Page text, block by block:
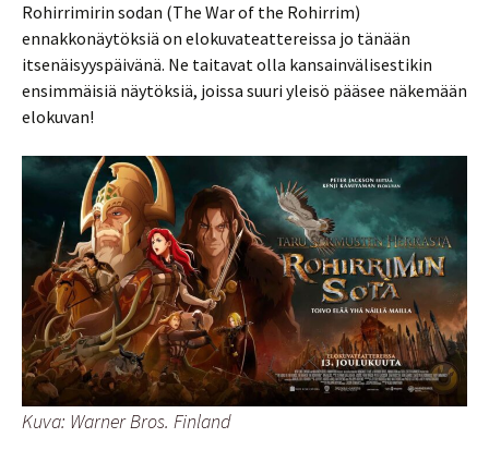
Rohirrimirin sodan (The War of the Rohirrim)
ennakkonäytöksiä on elokuvateattereissa jo tänään
itsenäisyyspäivänä. Ne taitavat olla kansainvälisestikin
ensimmäisiä näytöksiä, joissa suuri yleisö pääsee näkemään
elokuvan!
Kuva: Warner Bros. Finland